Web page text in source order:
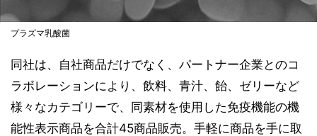
プラズマ乳酸菌
同社は、自社商品だけでなく、パートナー企業とのコ
ラボレーションにより、飲料、青汁、飴、ゼリーなど
様々なカテゴリーで、同素材を使用した免疫機能の機
能性表示商品を合計45商品販売。手軽に商品を手に取